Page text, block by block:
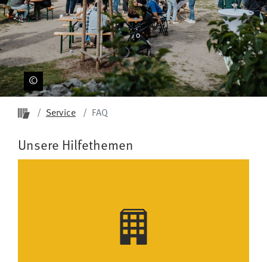
Startseite ProPotsdam
Service FAQ
Unsere Hilfethemen